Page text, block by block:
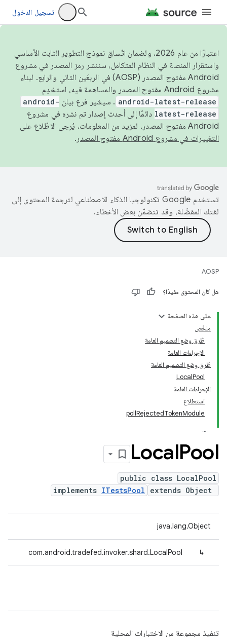
تسجيل الدخول
اعتبارًا من عام 2026، ولضمان اتّساق نموذج التطوير الثابت الأساسي
واستقرار المنصة في النظام المتكامل، سننشر رمز المصدر في مشروع
Android مفتوح المصدر (AOSP) في الربعَين الثاني والرابع. لبناء
مشروع Android مفتوح المصدر والمساهمة فيه، استخدِم
android-latest-release . سيشير فرع بيان android-
latest-release دائمًا إلى أحدث إصدار تم نشره في مشروع
Android مفتوح المصدر. لمزيد من المعلومات، يُرجى الاطّلاع على
التغييرات في مشروع Android مفتوح المصدر
.
تستخدم Google تكنولوجيا الذكاء الاصطناعي لترجمة المحتوى إلى
لغتك المفضّلة، وقد تتضمّن بعض الأخطاء.
AOSP
هل كان المحتوى مفيدًا؟
على هذه الصفحة
ملخّص
طُرق وضع التصميم العامة
الإجراءات العامة
طُرق وضع التصميم العامة
LocalPool
الإجراءات العامة
استطلاع
pollRejectedTokenModule
LocalPool
public class LocalPool
extends Object
implements ITestsPool
java.lang.Object
↳
com.android.tradefed.invoker.shard.LocalPool
تنفيذ مجموعة من الاختبارات المحلية